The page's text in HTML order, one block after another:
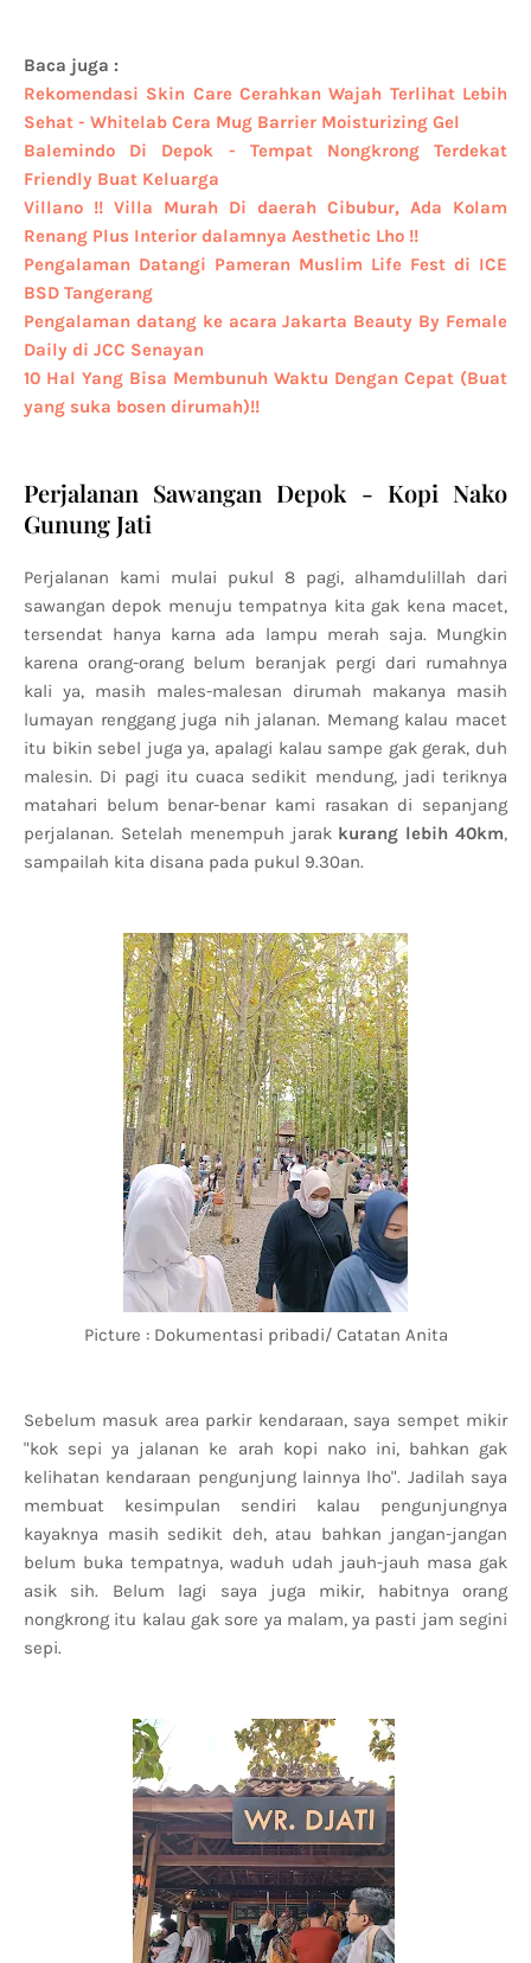
Baca juga :
Rekomendasi Skin Care Cerahkan Wajah Terlihat Lebih
Sehat - Whitelab Cera Mug Barrier Moisturizing Gel
Balemindo Di Depok - Tempat Nongkrong Terdekat
Friendly Buat Keluarga
Villano !! Villa Murah Di daerah Cibubur, Ada Kolam
Renang Plus Interior dalamnya Aesthetic Lho !!
Pengalaman Datangi Pameran Muslim Life Fest di ICE
BSD Tangerang
Pengalaman datang ke acara Jakarta Beauty By Female
Daily di JCC Senayan
10 Hal Yang Bisa Membunuh Waktu Dengan Cepat (Buat
yang suka bosen dirumah)!!
Perjalanan Sawangan Depok - Kopi Nako
Gunung Jati
Perjalanan kami mulai pukul 8 pagi, alhamdulillah dari
sawangan depok menuju tempatnya kita gak kena macet,
tersendat hanya karna ada lampu merah saja. Mungkin
karena orang-orang belum beranjak pergi dari rumahnya
kali ya, masih males-malesan dirumah makanya masih
lumayan renggang juga nih jalanan. Memang kalau macet
itu bikin sebel juga ya, apalagi kalau sampe gak gerak, duh
malesin. Di pagi itu cuaca sedikit mendung, jadi teriknya
matahari belum benar-benar kami rasakan di sepanjang
perjalanan. Setelah menempuh jarak kurang lebih 40km,
sampailah kita disana pada pukul 9.30an.
Picture : Dokumentasi pribadi/ Catatan Anita
Sebelum masuk area parkir kendaraan, saya sempet mikir
"kok sepi ya jalanan ke arah kopi nako ini, bahkan gak
kelihatan kendaraan pengunjung lainnya lho". Jadilah saya
membuat kesimpulan sendiri kalau pengunjungnya
kayaknya masih sedikit deh, atau bahkan jangan-jangan
belum buka tempatnya, waduh udah jauh-jauh masa gak
asik sih. Belum lagi saya juga mikir, habitnya orang
nongkrong itu kalau gak sore ya malam, ya pasti jam segini
sepi.